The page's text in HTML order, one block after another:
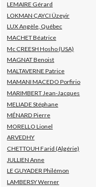
LEMAIRE Gérard
LOKMAN ÇAYCI Üzeyir
LUX Angèle, Québec
MACHET Béatrice
Mc CREESH Hosho (USA)
MAGNAT Benoist
MALTAVERNE Patrice
MAMANI MACEDO Porfirio
MARIMBERT Jean-Jacques
MELIADE Stéphane
MÉNARD Pierre
MORELLO Lionel
ARVEDHY
CHETTOUH Farid (Algérie)
JULLIEN Anne
LE GUYADER Philémon
LAMBERSY Werner